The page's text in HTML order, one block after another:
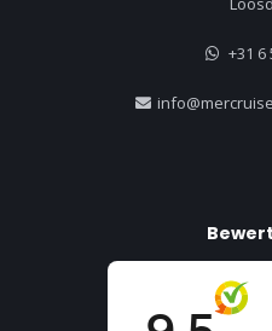
+31 6